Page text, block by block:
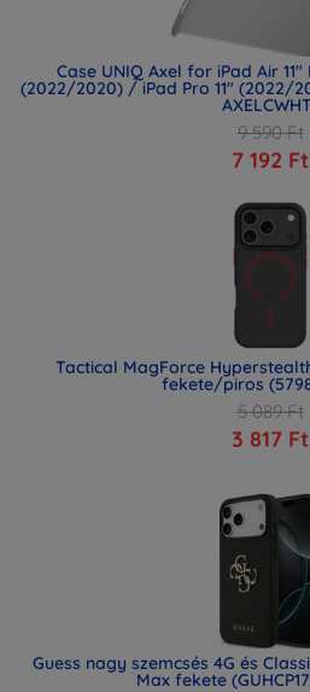
Case UNIQ Axel for iPad Air
(2022/2020) / iPad Pro 11" (2022/
9 590 Ft
7 192 Ft
Tactical MagForce
fekete/piros
5 089 Ft
3 817 Ft
Guess nagy szemcsés 4G és
Max fekete